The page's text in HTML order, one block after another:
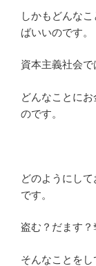
しかもどんな
ばいいのです。
資本主義社会で
どんなことに
のです。
どのようにし
です。
盗む？だます？
そんなことをし